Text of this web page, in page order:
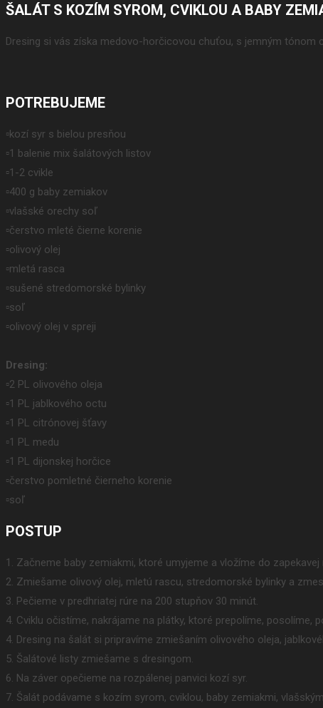
ŠALÁT S KOZÍM SYROM, CVIKLOU A BABY
Dresing si vás získa medovo-horčicovou chuťou, s jemným tónom
POTREBUJEME
▫️kozí syr s bielou presňou
▫️1 balenie mix šalátových listov
▫️1-2 cvikle
▫️400 g baby zemiakov
▫️vlašské orechy soľ
▫️čerstvo mleté čierne korenie
▫️olivový olej
▫️mletá rasca
▫️sušené stredomorské bylinky
▫️soľ
▫️olivový olej v spreji
Dresing:
▫️2 PL olivového oleja
▫️1 PL jablkového octu
▫️1 PL citrónovej šťavy
▫️1 PL medu
▫️1 PL dijonskej horčice
▫️čerstvo pomletné čierneho korenie
▫️soľ
POSTUP
1. Začneme baby zemiakmi, ktoré umyjeme a vložíme do zapekavej
2. Zmiešame olivový olej, mletú rascu, stredomorské bylinky a
3. Pečieme v predhriatej rúre na 200 stupňov 30 minút.
4. Cviklu očistíme, nakrájame na plátky, ktoré prepolíme,
4. Dresing na šalát si pripravíme zmiešaním olivového oleja,
5. Šalátové listy zmiešame s dresingom.
6. Na záver opečieme na rozpálenej panvici kozí syr.
7. Šalát podávame s kozím syrom, cviklou, baby zemiakmi,